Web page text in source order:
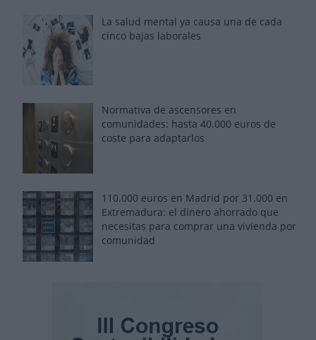
La salud mental ya causa una de cada
cinco bajas laborales
Normativa de ascensores en
comunidades: hasta 40.000 euros de
coste para adaptarlos
110.000 euros en Madrid por 31.000 en
Extremadura: el dinero ahorrado que
necesitas para comprar una vivienda por
comunidad